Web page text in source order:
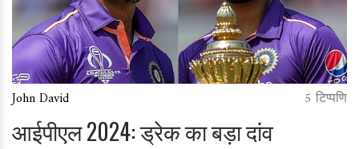
John David 5 टिप्पणि
आईपीएल 2024: ड्रेक का बड़ा दांव